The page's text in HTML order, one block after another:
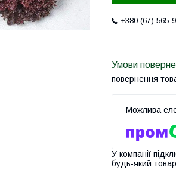
+380 (67) 565-
повернення
У компанії
будь-який